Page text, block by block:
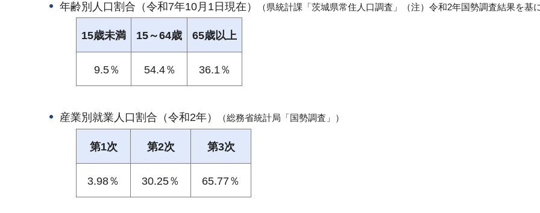
年齢別人口割合（令和7年10月1日現在） （県統計課「茨城県常住人口調査」（注）令和2年国勢調査結果を基
15歳未満 15～64歳 65歳以上
9.5％ 54.4％ 36.1％
産業別就業人口割合（令和2年） （総務省統計局「国勢調査」）
第1次 第2次 第3次
3.98％ 30.25％ 65.77％